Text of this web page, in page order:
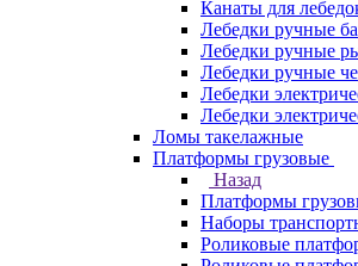
Канаты для
Лебедки ручные
Лебедки ручные
Лебедки ручные
Лебедки
Лебедки
Ломы такелажные
Платформы грузовые
Назад
Платформы
Наборы
Роликовые